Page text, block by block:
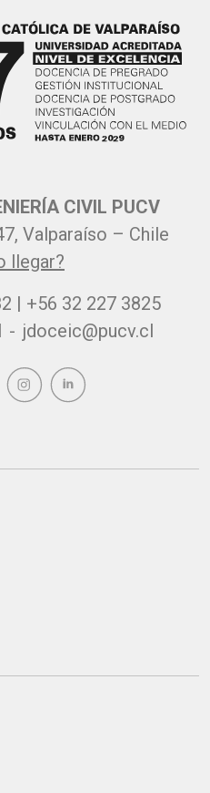
CIVIL PUCV
Valparaíso – Chile
llegar?
| +56 32 227 3825
- jdoceic@pucv.cl